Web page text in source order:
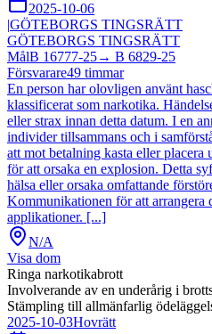
2025-10-06
|GÖTEBORGS TINGSRÄTT
GÖTEBORGS TINGSRÄTT
MålB 16777-25→ B 6829-25
Försvarare49 timmar
En person har olovligen använt
klassificerat som narkotika.
eller strax innan detta datum. I en
individer tillsammans och i
att mot betalning kasta eller placera
för att orsaka en explosion. Detta
hälsa eller orsaka omfattande
Kommunikationen för att arrangera
applikationer. [...]
N/A
Visa dom
Ringa narkotikabrott
Involverande av en underårig i
Stämpling till allmänfarlig
2025-10-03Hovrätt